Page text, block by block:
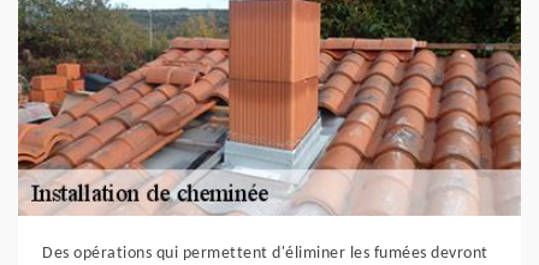
Des opérations qui permettent d'éliminer les fumées devront